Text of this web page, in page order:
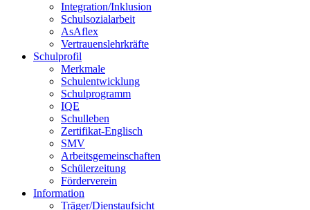
Integration/Inklusion
Schulsozialarbeit
AsAflex
Vertrauenslehrkräfte
Schulprofil
Merkmale
Schulentwicklung
Schulprogramm
IQE
Schulleben
Zertifikat-Englisch
SMV
Arbeitsgemeinschaften
Schülerzeitung
Förderverein
Information
Träger/Dienstaufsicht